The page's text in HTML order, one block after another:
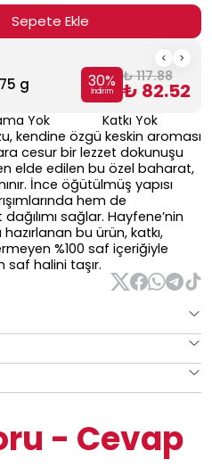
Sepete Ekle
g 30%
İndirim
₺ 117.88
₺ 82.52
Yok
Katkı Yok
kendine özgü keskin aroması
cesur bir lezzet dokunuşu
elde edilen bu özel baharat,
İnce öğütülmüş yapısı
hem de
sağlar. Hayfene’nin
bu ürün, katkı,
%100 saf içeriğiyle
saf halini taşır.
- Cevap